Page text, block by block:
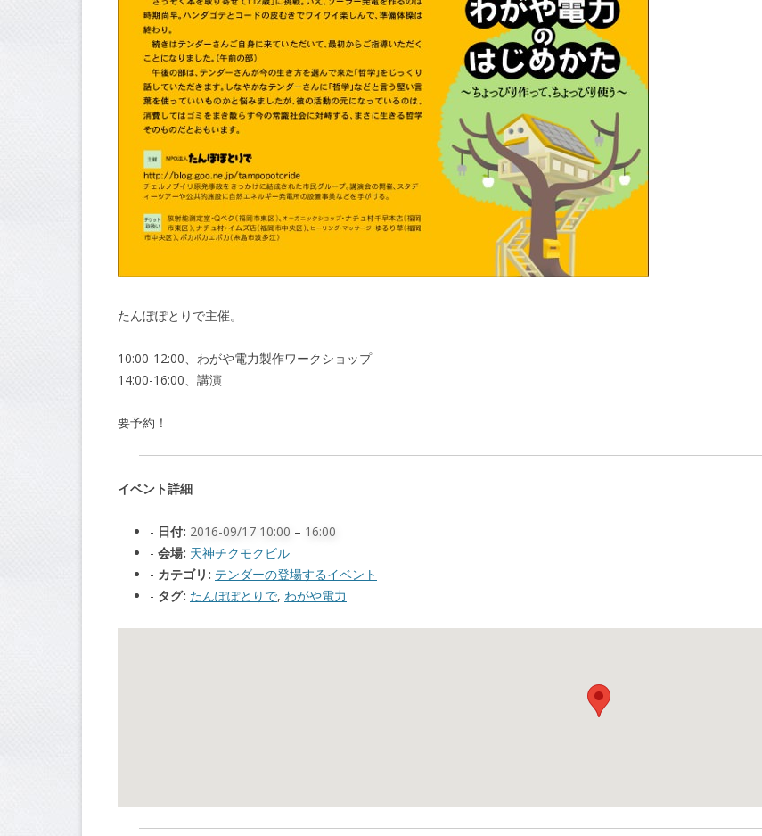
たんぽぽとりで主催。
10:00-12:00、わがや電力製作ワークショップ
14:00-16:00、講演
要予約！
イベント詳細
日付: 2016-09/17 10:00 – 16:00
会場: 天神チクモクビル
カテゴリ: テンダーの登場するイベント
タグ: たんぽぽとりで, わがや電力